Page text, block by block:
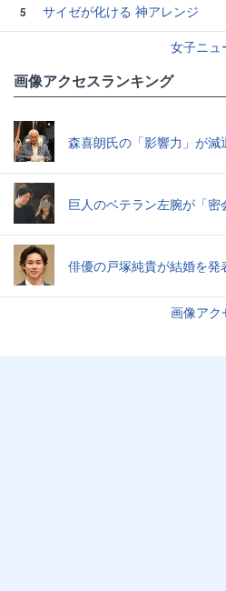
5
サイゼが化ける 神アレンジ
女子ニュ
画像アクセスランキング
森喜朗氏の「影響力」が減
巨人のベテラン左腕が「密
俳優の戸塚純貴が結婚を発
画像アク